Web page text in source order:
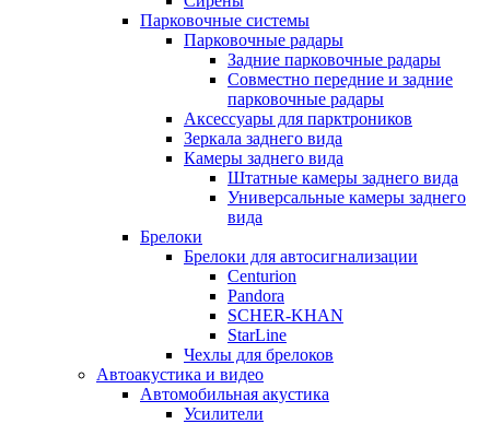
Парковочные системы
Парковочные радары
Задние парковочные радары
Совместно передние и задние
парковочные радары
Аксессуары для парктроников
Зеркала заднего вида
Камеры заднего вида
Штатные камеры заднего вида
Универсальные камеры заднего
вида
Брелоки
Брелоки для автосигнализации
Centurion
Pandora
SCHER-KHAN
StarLine
Чехлы для брелоков
Автоакустика и видео
Автомобильная акустика
Усилители